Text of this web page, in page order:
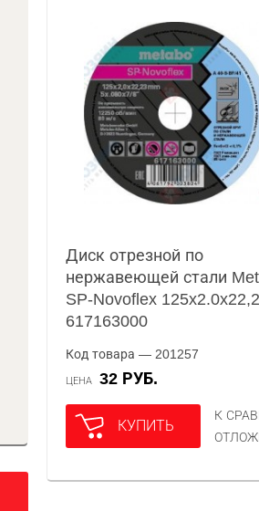
Диск отрезной по
нержавеющей стали
SP-Novoflex
617163000
Код товара — 201257
ЦЕНА 32 РУБ.
КУПИТЬ
К